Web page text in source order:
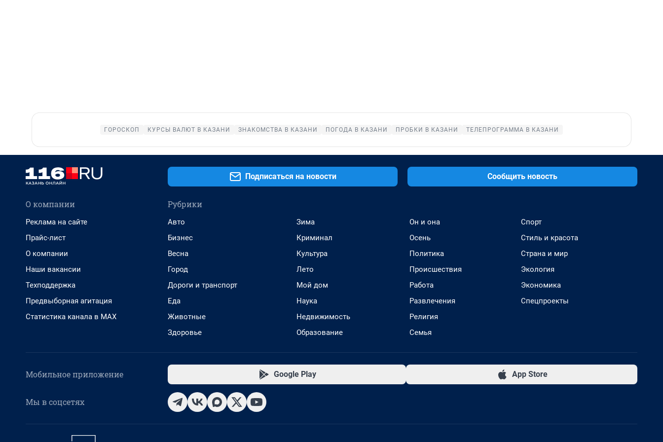
ГОРОСКОП КУРСЫ ВАЛЮТ В КАЗАНИ ЗНАКОМСТВА В КАЗАНИ ПОГОДА В КАЗАНИ ПРОБКИ В КАЗАНИ ТЕЛЕПРОГРАММА В КАЗАНИ
Подписаться на новости Сообщить новость
О компании
Реклама на сайте
Прайс-лист
О компании
Наши вакансии
Техподдержка
Предвыборная агитация
Статистика канала в MAX
Рубрики
Авто
Бизнес
Весна
Город
Дороги и транспорт
Еда
Животные
Здоровье
Зима
Криминал
Культура
Лето
Мой дом
Наука
Недвижимость
Образование
Он и она
Осень
Политика
Происшествия
Работа
Развлечения
Религия
Семья
Спорт
Стиль и красота
Страна и мир
Экология
Экономика
Спецпроекты
Мобильное приложение Google Play App Store
Мы в соцсетях